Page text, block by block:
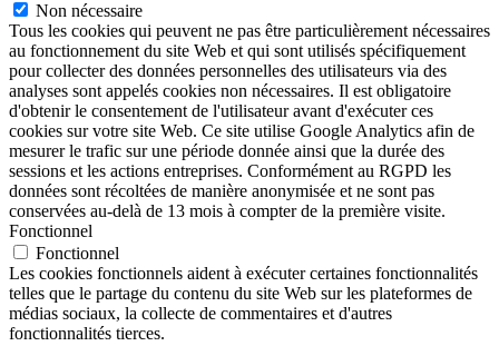
Non nécessaire
Tous les cookies qui peuvent ne pas être particulièrement nécessaires
au fonctionnement du site Web et qui sont utilisés spécifiquement
pour collecter des données personnelles des utilisateurs via des
analyses sont appelés cookies non nécessaires. Il est obligatoire
d'obtenir le consentement de l'utilisateur avant d'exécuter ces
cookies sur votre site Web. Ce site utilise Google Analytics afin de
mesurer le trafic sur une période donnée ainsi que la durée des
sessions et les actions entreprises. Conformément au RGPD les
données sont récoltées de manière anonymisée et ne sont pas
conservées au-delà de 13 mois à compter de la première visite.
Fonctionnel
Fonctionnel
Les cookies fonctionnels aident à exécuter certaines fonctionnalités
telles que le partage du contenu du site Web sur les plateformes de
médias sociaux, la collecte de commentaires et d'autres
fonctionnalités tierces.